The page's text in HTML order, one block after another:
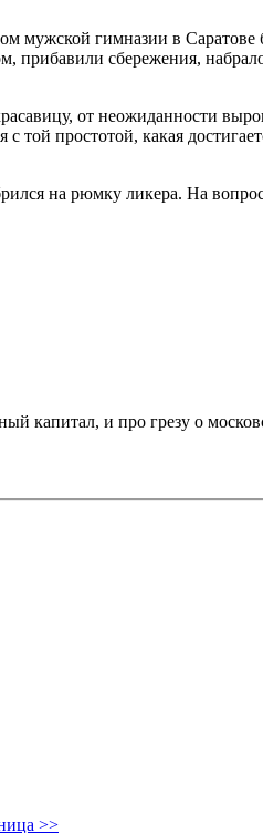
мужской гимназии в Саратове
прибавили сбережения,
от неожиданности
той простотой, какая
на рюмку ликера. На
капитал, и про грезу о
>>